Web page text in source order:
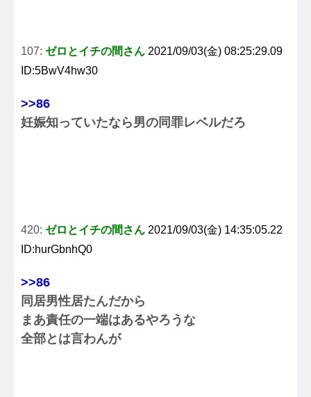
107: ゼロとイチの間さん 2021/09/03(金) 08:25:29.09
ID:5BwV4hw30
>>86
妊娠知っていたなら男の同罪レベルだろ
420: ゼロとイチの間さん 2021/09/03(金) 14:35:05.22
ID:hurGbnhQ0
>>86
同居男性居たんだから
まあ責任の一端はあるやろうな
全部とは言わんが